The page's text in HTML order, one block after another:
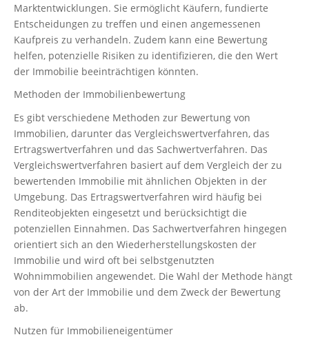
Marktentwicklungen. Sie ermöglicht Käufern, fundierte
Entscheidungen zu treffen und einen angemessenen
Kaufpreis zu verhandeln. Zudem kann eine Bewertung
helfen, potenzielle Risiken zu identifizieren, die den Wert
der Immobilie beeinträchtigen könnten.
Methoden der Immobilienbewertung
Es gibt verschiedene Methoden zur Bewertung von
Immobilien, darunter das Vergleichswertverfahren, das
Ertragswertverfahren und das Sachwertverfahren. Das
Vergleichswertverfahren basiert auf dem Vergleich der zu
bewertenden Immobilie mit ähnlichen Objekten in der
Umgebung. Das Ertragswertverfahren wird häufig bei
Renditeobjekten eingesetzt und berücksichtigt die
potenziellen Einnahmen. Das Sachwertverfahren hingegen
orientiert sich an den Wiederherstellungskosten der
Immobilie und wird oft bei selbstgenutzten
Wohnimmobilien angewendet. Die Wahl der Methode hängt
von der Art der Immobilie und dem Zweck der Bewertung
ab.
Nutzen für Immobilieneigentümer